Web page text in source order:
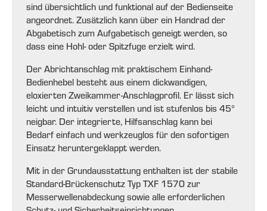
sind übersichtlich und funktional auf der Bedienseite
angeordnet. Zusätzlich kann über ein Handrad der
Abgabetisch zum Aufgabetisch geneigt werden, so
dass eine Hohl- oder Spitzfuge erzielt wird.
Der Abrichtanschlag mit praktischem Einhand-
Bedienhebel besteht aus einem dickwandigen,
eloxierten Zweikammer-Anschlagprofil. Er lässt sich
leicht und intuitiv verstellen und ist stufenlos bis 45°
neigbar. Der integrierte, Hilfsanschlag kann bei
Bedarf einfach und werkzeuglos für den sofortigen
Einsatz heruntergeklappt werden.
Mit in der Grundausstattung enthalten ist der stabile
Standard-Brückenschutz Typ TXF 1570 zur
Messerwellenabdeckung sowie alle erforderlichen